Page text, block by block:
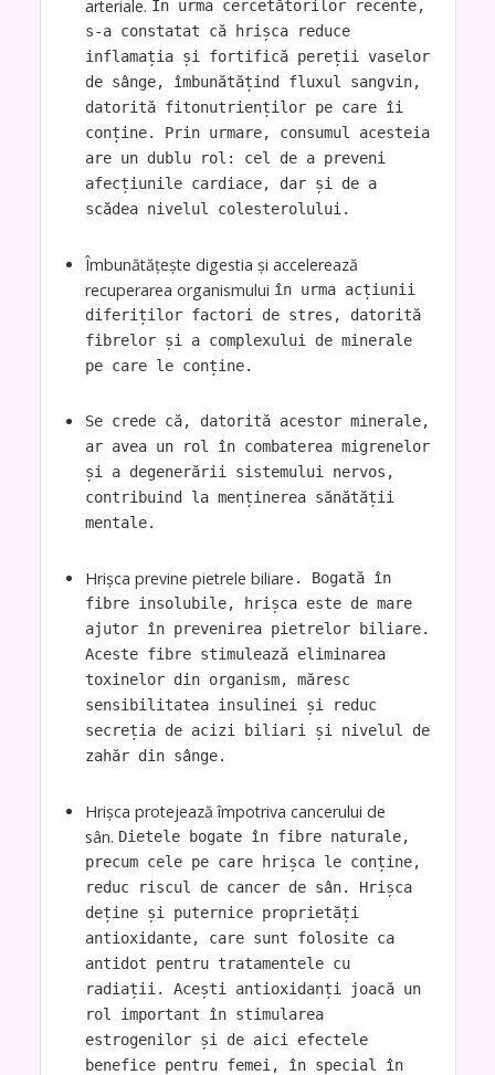
arteriale. În urma cercetătorilor recente,
s-a constatat că hrișca reduce
inflamația și fortifică pereții vaselor
de sânge, îmbunătățind fluxul sangvin,
datorită fitonutrienților pe care îi
conține. Prin urmare, consumul acesteia
are un dublu rol: cel de a preveni
afecțiunile cardiace, dar și de a
scădea nivelul colesterolului.
Îmbunătățește digestia și accelerează
recuperarea organismului în urma acțiunii
diferiților factori de stres, datorită
fibrelor și a complexului de minerale
pe care le conține.
Se crede că, datorită acestor minerale,
ar avea un rol în combaterea migrenelor
și a degenerării sistemului nervos,
contribuind la menținerea sănătății
mentale.
Hrișca previne pietrele biliare . Bogată în
fibre insolubile, hrișca este de mare
ajutor în prevenirea pietrelor biliare.
Aceste fibre stimulează eliminarea
toxinelor din organism, măresc
sensibilitatea insulinei și reduc
secreția de acizi biliari și nivelul de
zahăr din sânge.
Hrișca protejează împotriva cancerului de
sân. Dietele bogate în fibre naturale,
precum cele pe care hrișca le conține,
reduc riscul de cancer de sân. Hrișca
deține și puternice proprietăți
antioxidante, care sunt folosite ca
antidot pentru tratamentele cu
radiații. Acești antioxidanți joacă un
rol important în stimularea
estrogenilor și de aici efectele
benefice pentru femei, în special în